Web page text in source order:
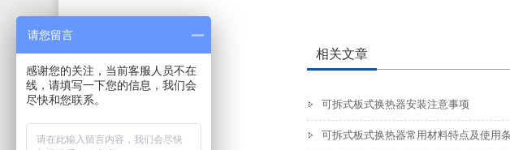
相关文章
可拆式板式换热器安装注意事项
可拆式板式换热器常用材料特点及使用
请您留言
感谢您的关注，当前客服人员不在
线，请填写一下您的信息，我们会
尽快和您联系。